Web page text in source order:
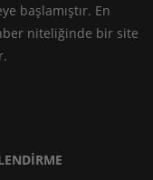
başlamıştır. En
niteliğinde bir site